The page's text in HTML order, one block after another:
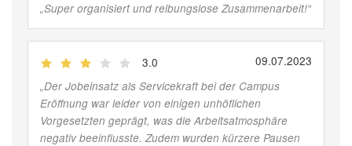
„Super organisiert und reibungslose Zusammenarbeit!“
3.0 09.07.2023
„Der Jobeinsatz als Servicekraft bei der Campus
Eröffnung war leider von einigen unhöflichen
Vorgesetzten geprägt, was die Arbeitsatmosphäre
negativ beeinflusste. Zudem wurden kürzere Pausen